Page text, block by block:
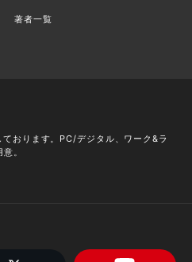
著者一覧
おります。PC/デジタル、ワーク&ラ
。